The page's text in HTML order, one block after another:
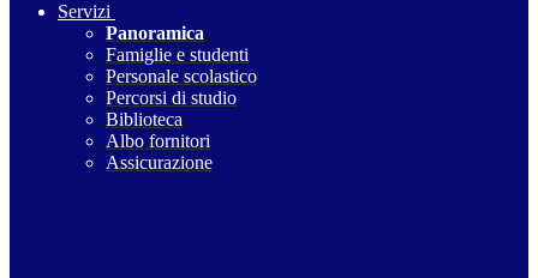
Servizi
Panoramica
Famiglie e studenti
Personale scolastico
Percorsi di studio
Biblioteca
Albo fornitori
Assicurazione